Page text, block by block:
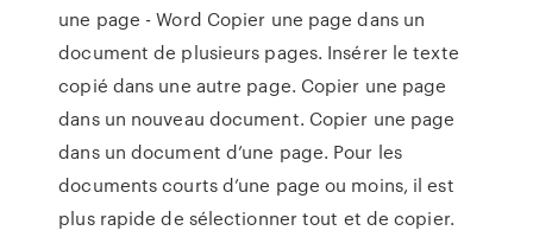
une page - Word Copier une page dans un
document de plusieurs pages. Insérer le texte
copié dans une autre page. Copier une page
dans un nouveau document. Copier une page
dans un document d’une page. Pour les
documents courts d’une page ou moins, il est
plus rapide de sélectionner tout et de copier.